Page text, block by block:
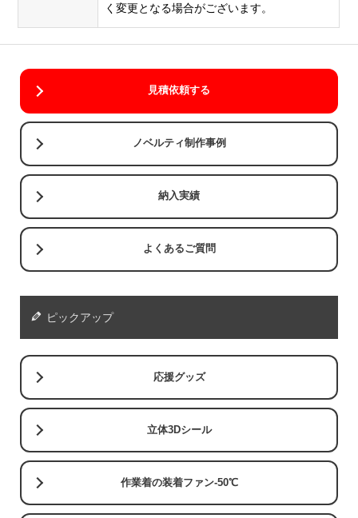
く変更となる場合がございます。
見積依頼する
ノベルティ制作事例
納入実績
よくあるご質問
ピックアップ
応援グッズ
立体3Dシール
作業着の装着ファン-50℃